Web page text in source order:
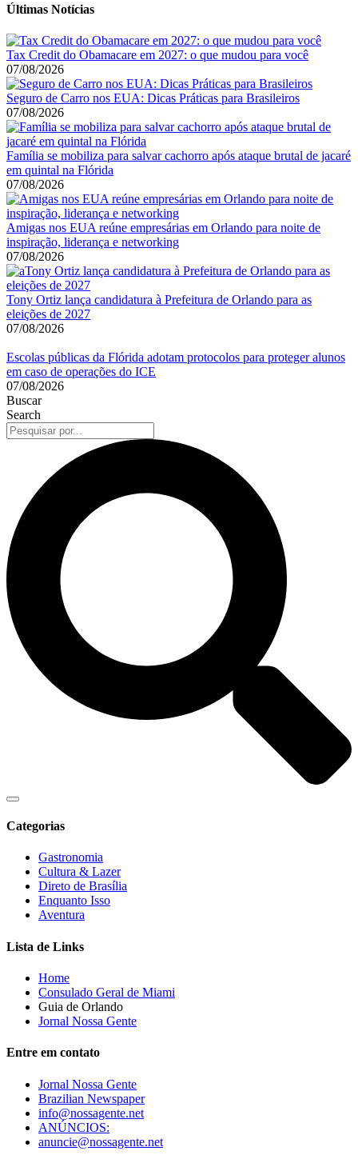
Últimas Notícias
Tax Credit do Obamacare em 2027: o que mudou para você
07/08/2026
Seguro de Carro nos EUA: Dicas Práticas para Brasileiros
07/08/2026
Família se mobiliza para salvar cachorro após ataque brutal de jacaré
em quintal na Flórida
07/08/2026
Amigas nos EUA reúne empresárias em Orlando para noite de
inspiração, liderança e networking
07/08/2026
Tony Ortiz lança candidatura à Prefeitura de Orlando para as
eleições de 2027
07/08/2026
Escolas públicas da Flórida adotam protocolos para proteger alunos
em caso de operações do ICE
07/08/2026
Buscar
Search
Categorias
Gastronomia
Cultura & Lazer
Direto de Brasília
Enquanto Isso
Aventura
Lista de Links
Home
Consulado Geral de Miami
Guia de Orlando
Jornal Nossa Gente
Entre em contato
Jornal Nossa Gente
Brazilian Newspaper
info@nossagente.net
ANÚNCIOS:
anuncie@nossagente.net